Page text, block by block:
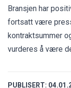
Bransjen har
fortsatt være
kontraktsummer
vurderes å være
PUBLISERT: